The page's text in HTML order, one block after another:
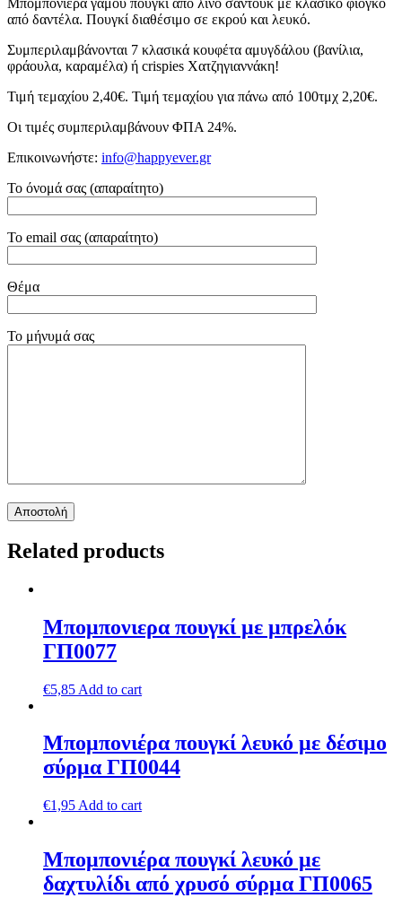
Μπομπονιέρα γάμου πουγκί από λινό σαντούκ με κλασικό φιόγκο
από δαντέλα. Πουγκί διαθέσιμο σε εκρού και λευκό.
Συμπεριλαμβάνονται 7 κλασικά κουφέτα αμυγδάλου (βανίλια,
φράουλα, καραμέλα) ή crispies Χατζηγιαννάκη!
Τιμή τεμαχίου 2,40€. Τιμή τεμαχίου για πάνω από 100τμχ 2,20€.
Οι τιμές συμπεριλαμβάνουν ΦΠΑ 24%.
Επικοινωνήστε: info@happyever.gr
Το όνομά σας (απαραίτητο)
Το email σας (απαραίτητο)
Θέμα
Το μήνυμά σας
Related products
Μπομπονιερα πουγκί με μπρελόκ
ΓΠ0077
€5,85 Add to cart
Μπομπονιέρα πουγκί λευκό με δέσιμο
σύρμα ΓΠ0044
€1,95 Add to cart
Μπομπονιέρα πουγκί λευκό με
δαχτυλίδι από χρυσό σύρμα ΓΠ0065